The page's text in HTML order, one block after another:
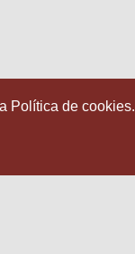
Política de cookies.